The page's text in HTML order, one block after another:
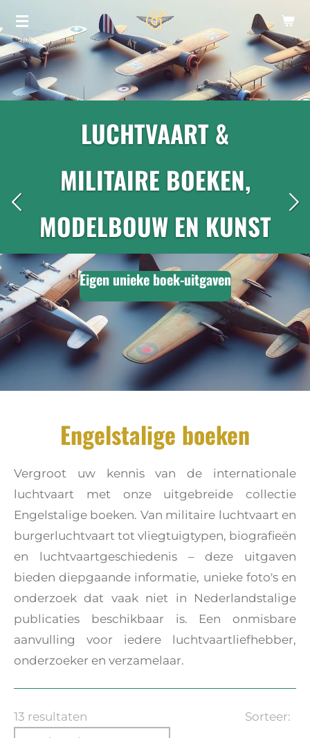
Ga
direct
naar
de
hoofdinhoud
LUCHTVAART &
MILITAIRE BOEKEN,
MODELBOUW EN KUNST
Eigen unieke boek-uitgaven
Engelstalige boeken
Vergroot uw kennis van de internationale
luchtvaart met onze uitgebreide collectie
Engelstalige boeken. Van militaire luchtvaart en
burgerluchtvaart tot vliegtuigtypen, biografieën
en luchtvaartgeschiedenis – deze uitgaven
bieden diepgaande informatie, unieke foto's en
onderzoek dat vaak niet in Nederlandstalige
publicaties beschikbaar is. Een onmisbare
aanvulling voor iedere luchtvaartliefhebber,
onderzoeker en verzamelaar.
13 resultaten Sorteer: